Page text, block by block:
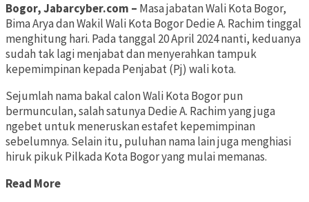
Bogor, Jabarcyber.com – Masa jabatan Wali Kota Bogor,
Bima Arya dan Wakil Wali Kota Bogor Dedie A. Rachim tinggal
menghitung hari. Pada tanggal 20 April 2024 nanti, keduanya
sudah tak lagi menjabat dan menyerahkan tampuk
kepemimpinan kepada Penjabat (Pj) wali kota.
Sejumlah nama bakal calon Wali Kota Bogor pun
bermunculan, salah satunya Dedie A. Rachim yang juga
ngebet untuk meneruskan estafet kepemimpinan
sebelumnya. Selain itu, puluhan nama lain juga menghiasi
hiruk pikuk Pilkada Kota Bogor yang mulai memanas.
Read More